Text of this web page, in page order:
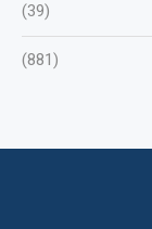
(39)
(881)